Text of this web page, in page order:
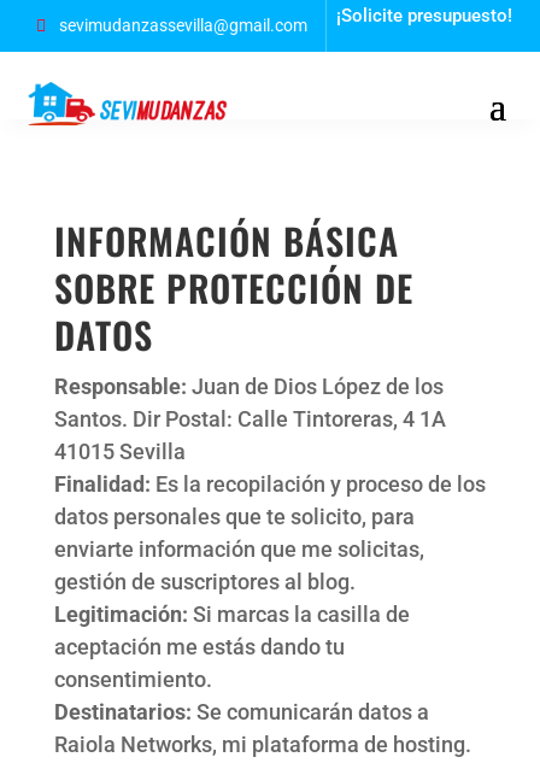
sevimudanzassevilla@gmail.com ¡Solicite presupuesto!
INFORMACIÓN BÁSICA
SOBRE PROTECCIÓN DE
DATOS
Responsable: Juan de Dios López de los
Santos. Dir Postal: Calle Tintoreras, 4 1A
41015 Sevilla
Finalidad: Es la recopilación y proceso de los
datos personales que te solicito, para
enviarte información que me solicitas,
gestión de suscriptores al blog.
Legitimación: Si marcas la casilla de
aceptación me estás dando tu
consentimiento.
Destinatarios: Se comunicarán datos a
Raiola Networks, mi plataforma de hosting.